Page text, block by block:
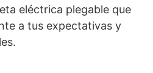
eléctrica plegable que
a tus expectativas y